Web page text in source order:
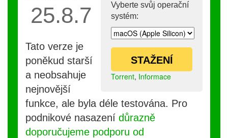
Vyberte svůj operační
systém:
STAŽENÍ
Torrent, Informace
25.8.7
Tato verze je
poněkud starší
a neobsahuje
nejnovější
funkce, ale byla déle testována. Pro
podnikové nasazení důrazně
doporučujeme podporu od